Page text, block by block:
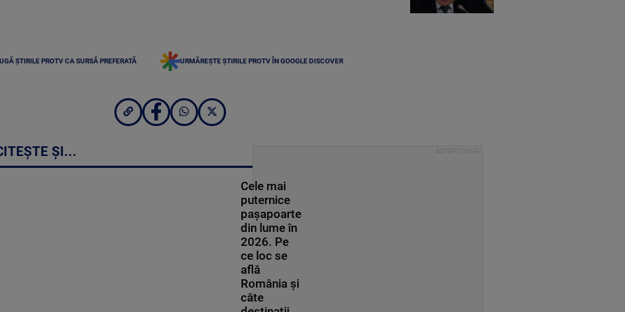
ȘTIRILE PROTV CA SURSĂ PREFERATĂ URMĂREȘTE ȘTIRILE PROTV ÎN GOOGLE DISCOVER
ȘI...
Cele mai
puternice
pașapoarte
din lume în
2026. Pe
ce loc se
află
România și
câte